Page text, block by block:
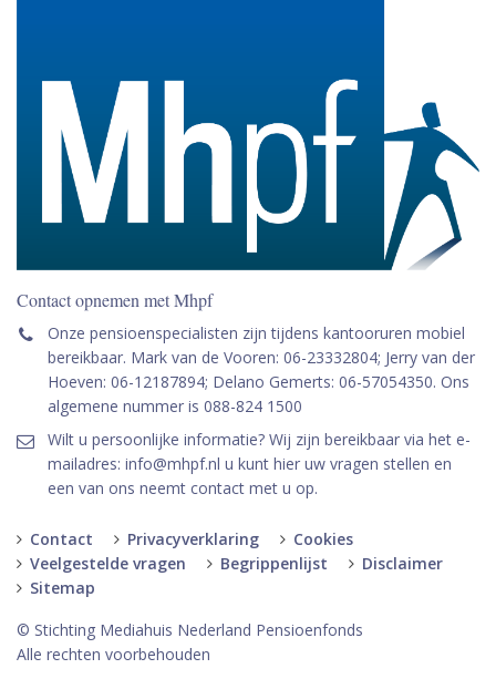
Contact opnemen met Mhpf
Onze pensioenspecialisten zijn tijdens kantooruren mobiel
bereikbaar. Mark van de Vooren: 06-23332804; Jerry van der
Hoeven: 06-12187894; Delano Gemerts: 06-57054350. Ons
algemene nummer is 088-824 1500
Wilt u persoonlijke informatie? Wij zijn bereikbaar via het e-
mailadres: info@mhpf.nl u kunt hier uw vragen stellen en
een van ons neemt contact met u op.
Contact Privacyverklaring
Cookies
Veelgestelde vragen
Begrippenlijst
Disclaimer
Sitemap
© Stichting Mediahuis Nederland Pensioenfonds
Alle rechten voorbehouden